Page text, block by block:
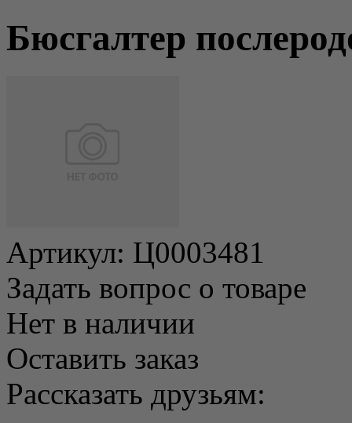
Бюсгалтер
Артикул: Ц0003481
Задать вопрос о товаре
Нет в наличии
Оставить заказ
Рассказать друзьям: